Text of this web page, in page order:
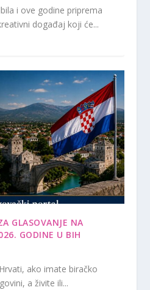
i ove godine priprema
događaj koji će...
GLASOVANJE NA
GODINE U BIH
ako imate biračko
a živite ili...